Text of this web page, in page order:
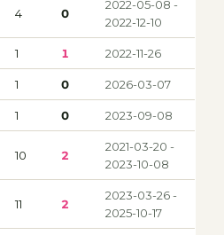
4 0
2022-05-08 -
2022-12-10
1 1 2022-11-26
1 0 2026-03-07
1 0 2023-09-08
10 2
2021-03-20 -
2023-10-08
11 2
2023-03-26 -
2025-10-17